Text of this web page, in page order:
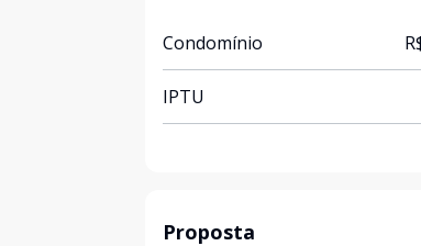
Condomínio
IPTU
Proposta